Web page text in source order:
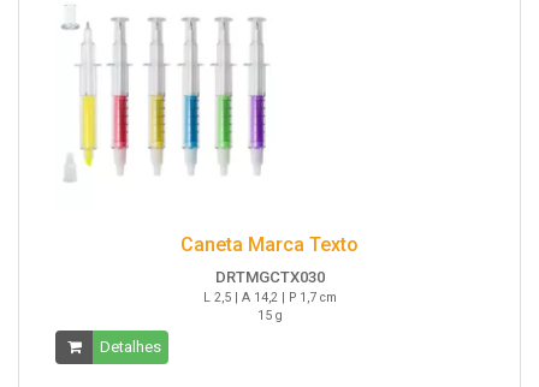
Caneta Marca Texto
DRTMGCTX030
L 2,5 | A 14,2 | P 1,7 cm
15 g
Detalhes